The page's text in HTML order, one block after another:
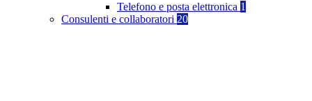
Telefono e posta elettronica 1
Consulenti e collaboratori 20